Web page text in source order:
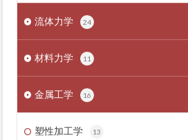
流体力学 24
材料力学 11
金属工学 16
塑性加工学 13